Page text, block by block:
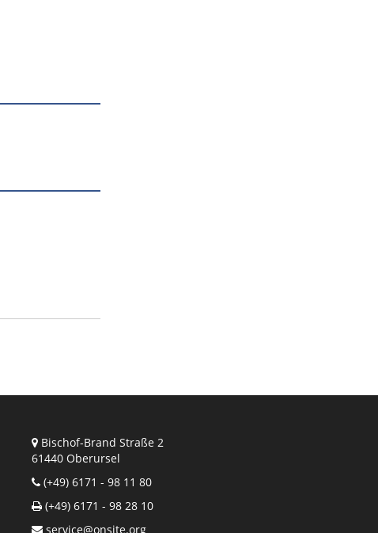
Bischof-Brand Straße 2
61440 Oberursel
(+49) 6171 - 98 11 80
(+49) 6171 - 98 28 10
service@onsite.org